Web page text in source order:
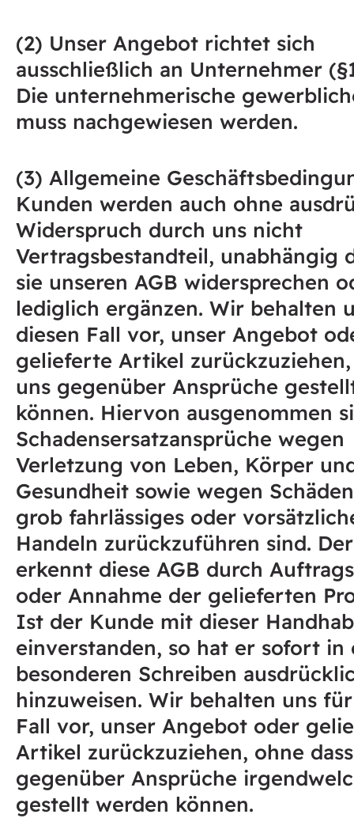
(2) Unser Angebot richtet sich
ausschließlich an Unternehmer
Die unternehmerische
muss nachgewiesen werden.
(3) Allgemeine
Kunden werden auch ohne
Widerspruch durch uns nicht
Vertragsbestandteil, unabhängig
sie unseren AGB widersprechen
lediglich ergänzen. Wir behalten
diesen Fall vor, unser Angebot
gelieferte Artikel zurückzuziehen,
uns gegenüber Ansprüche
können. Hiervon ausgenommen
Schadensersatzansprüche wegen
Verletzung von Leben, Körper
Gesundheit sowie wegen
grob fahrlässiges oder
Handeln zurückzuführen sind.
erkennt diese AGB durch
oder Annahme der gelieferten
Ist der Kunde mit dieser
einverstanden, so hat er sofort in
besonderen Schreiben
hinzuweisen. Wir behalten uns
Fall vor, unser Angebot oder
Artikel zurückzuziehen, ohne
gegenüber Ansprüche
gestellt werden können.